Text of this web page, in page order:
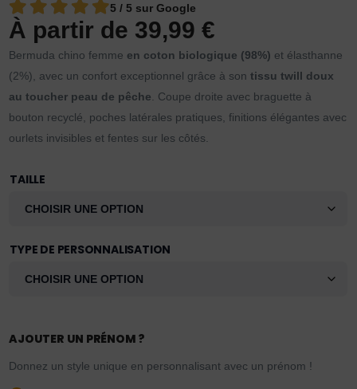
5 / 5 sur Google
À partir de 39,99€
Bermuda chino femme en coton biologique (98%) et élasthanne
(2%), avec un confort exceptionnel grâce à sontissu twill doux
au toucher peau de pêche . Coupe droite avec braguette à
bouton recyclé, poches latérales pratiques, finitions élégantes avec
ourlets invisibles et fentes sur les côtés.
TAILLE
TYPE DE PERSONNALISATION
AJOUTER UN PRÉNOM ?
Donnez un style unique en personnalisant avec un prénom !